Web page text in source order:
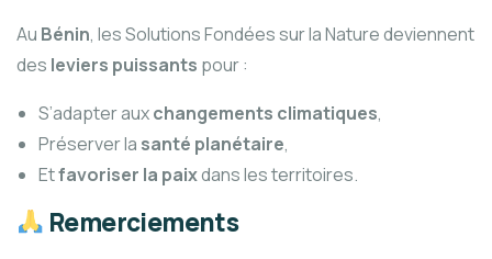
Au Bénin, les Solutions Fondées sur la Nature deviennent
des leviers puissants pour :
S’adapter auxchangements climatiques,
Préserver la santé planétaire,
Etfavoriser la paixdans les territoires.
Remerciements